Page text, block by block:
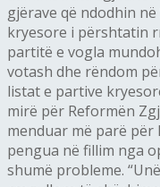
gjërave që ndodhin
kryesore i përshtatin
partitë e vogla
votash dhe rëndom
listat e partive
mirë për Reformën
menduar më parë
pengua në fillim nga
shumë probleme.